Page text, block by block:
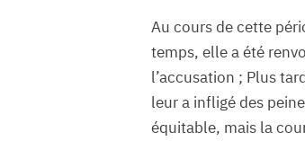
Au cours de cette
temps, elle a été
l’accusation ; Plus
leur a infligé des
équitable, mais la